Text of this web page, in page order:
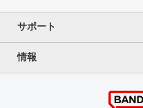
サポート
よくあるご質問（FAQ）
情報